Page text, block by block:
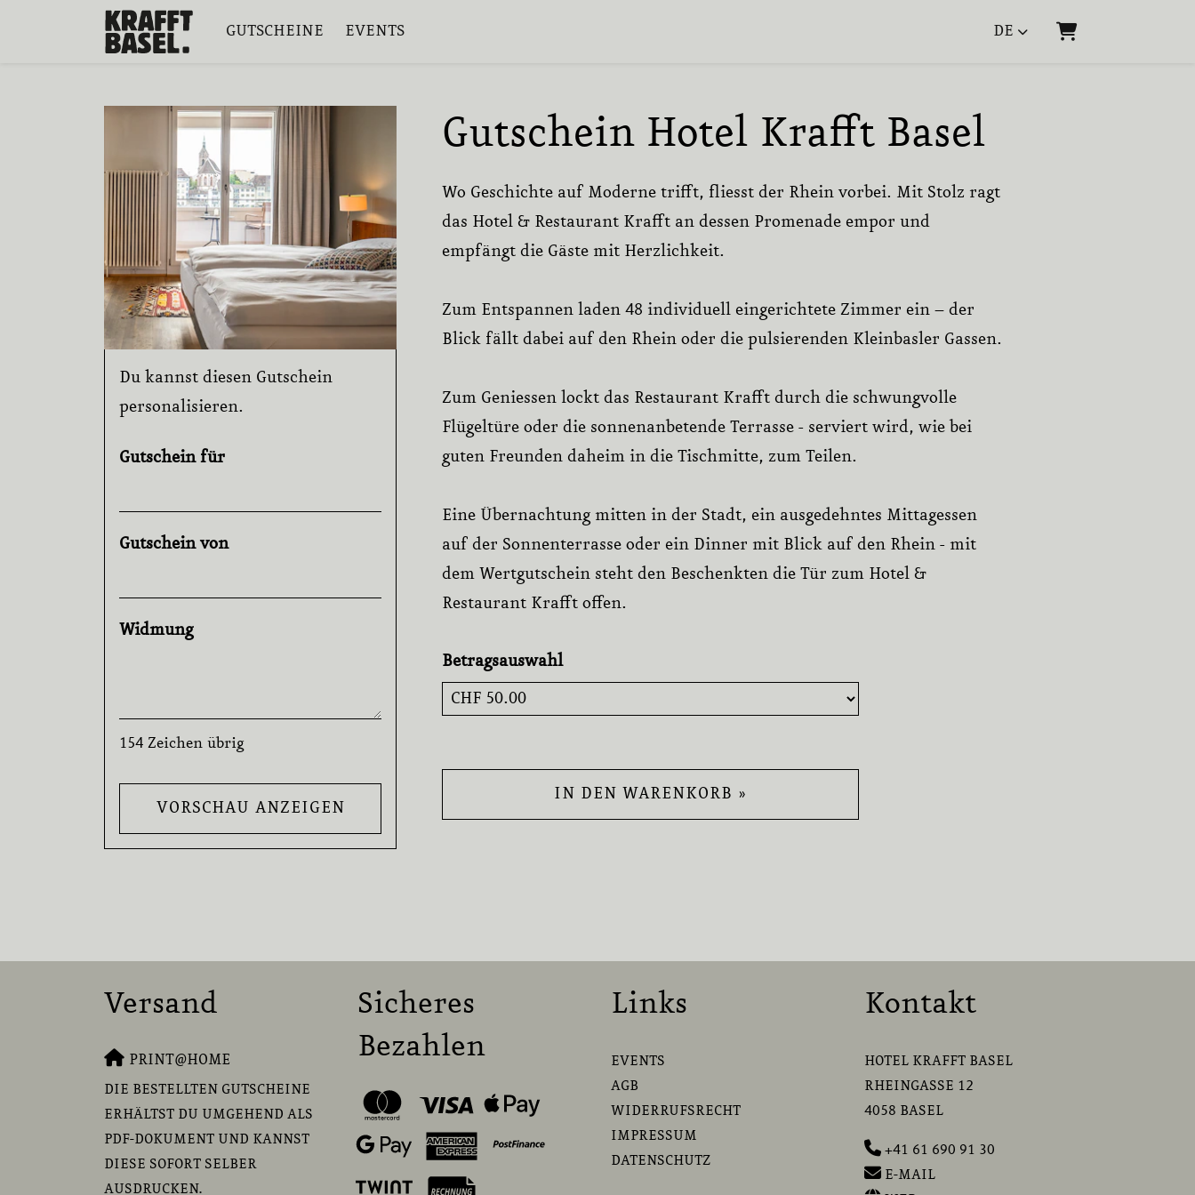
GUTSCHEINE EVENTS DE
WARENKORB
Du kannst diesen Gutschein
personalisieren.
Gutschein für
Gutschein von
Widmung
154 Zeichen übrig
VORSCHAU ANZEIGEN
Gutschein Hotel Krafft Basel
Wo Geschichte auf Moderne trifft, fliesst der Rhein vorbei. Mit Stolz ragt
das Hotel & Restaurant Krafft an dessen Promenade empor und
empfängt die Gäste mit Herzlichkeit.
Zum Entspannen laden 48 individuell eingerichtete Zimmer ein – der
Blick fällt dabei auf den Rhein oder die pulsierenden Kleinbasler Gassen.
Zum Geniessen lockt das Restaurant Krafft durch die schwungvolle
Flügeltüre oder die sonnenanbetende Terrasse - serviert wird, wie bei
guten Freunden daheim in die Tischmitte, zum Teilen.
Eine Übernachtung mitten in der Stadt, ein ausgedehntes Mittagessen
auf der Sonnenterrasse oder ein Dinner mit Blick auf den Rhein - mit
dem Wertgutschein steht den Beschenkten die Tür zum Hotel &
Restaurant Krafft offen.
Betragsauswahl
IN DEN WARENKORB »
Versand
PRINT@HOME
DIE BESTELLTEN GUTSCHEINE
ERHÄLTST DU UMGEHEND ALS
PDF-DOKUMENT UND KANNST
DIESE SOFORT SELBER
AUSDRUCKEN.
Sicheres
Bezahlen
Links
EVENTS
AGB
WIDERRUFSRECHT
IMPRESSUM
DATENSCHUTZ
Kontakt
HOTEL KRAFFT BASEL
RHEINGASSE 12
4058 BASEL
+41 61 690 91 30
E-MAIL